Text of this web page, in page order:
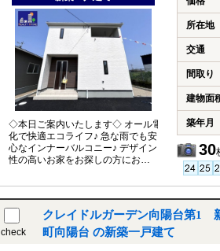
◇本日ご案内いたします◇ オール電
化で快適エコライフ♪ 急な雨でも安
心なインナーバルコニー♪ デザイン
性の高いお家をお探しの方におす
所在地
交通
間取り
建物面
築年月
30
check
クレイドルガーデン向陽台第1
町向陽台 の新築一戸建て